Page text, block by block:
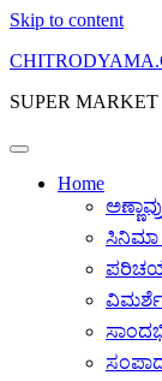
Skip to content
SUPER
Home
ಅಣ್ಣಾವ್ರು
ಸಿನಿಮಾ
ವಿಮರ್ಶೆ